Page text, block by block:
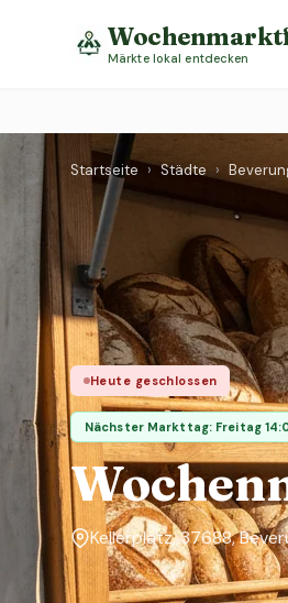
Märkte lokal entdecken
Startseite › Städte ›
Heute geschlossen
Nächster Markttag: Freitag
Kellerplatz, 37688,